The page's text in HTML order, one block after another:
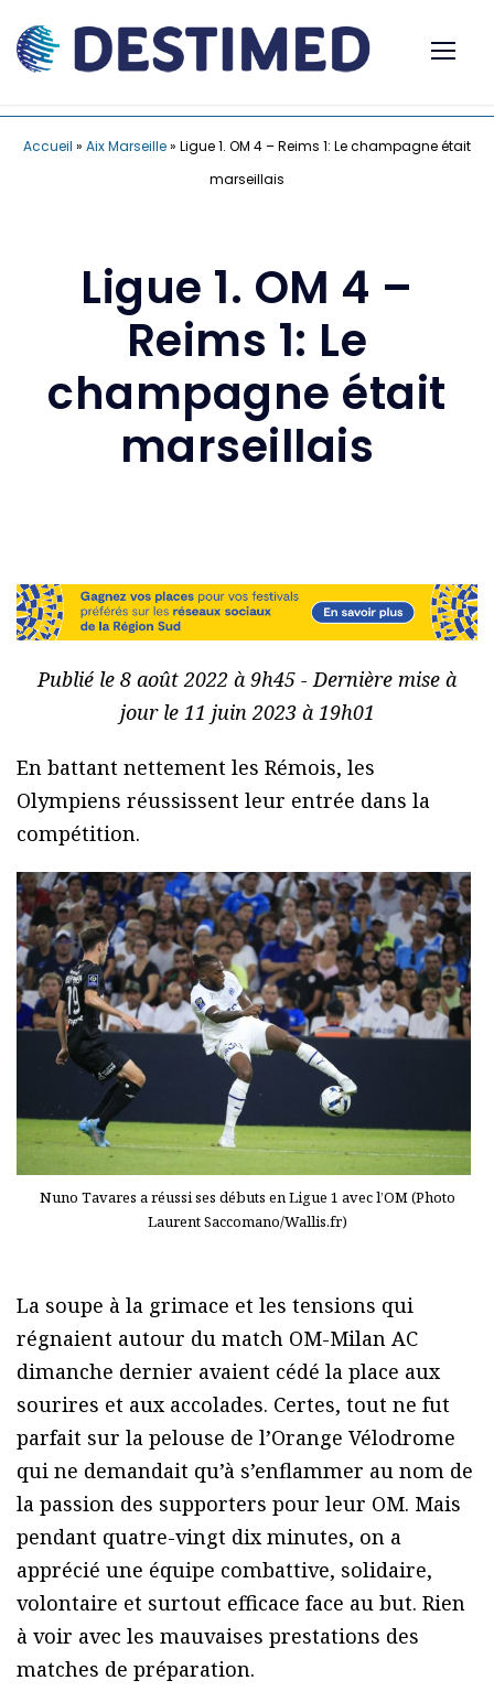
Accueil » Aix Marseille» Ligue 1. OM 4 – Reims 1: Le champagne était
marseillais
Ligue 1. OM 4 –
Reims 1: Le
champagne était
marseillais
Publié le 8 août 2022 à 9h45 - Dernière mise à
jour le 11 juin 2023 à 19h01
En battant nettement les Rémois, les
Olympiens réussissent leur entrée dans la
compétition.
Nuno Tavares a réussi ses débuts en Ligue 1 avec l’OM (Photo
Laurent Saccomano/Wallis.fr)
La soupe à la grimace et les tensions qui
régnaient autour du match OM-Milan AC
dimanche dernier avaient cédé la place aux
sourires et aux accolades. Certes, tout ne fut
parfait sur la pelouse de l’Orange Vélodrome
qui ne demandait qu’à s’enflammer au nom de
la passion des supporters pour leur OM. Mais
pendant quatre-vingt dix minutes, on a
apprécié une équipe combattive, solidaire,
volontaire et surtout efficace face au but. Rien
à voir avec les mauvaises prestations des
matches de préparation.